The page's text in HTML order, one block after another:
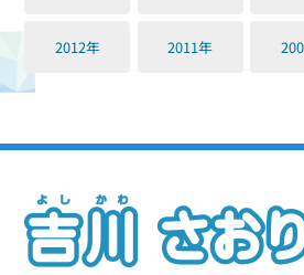
2012年 2011年